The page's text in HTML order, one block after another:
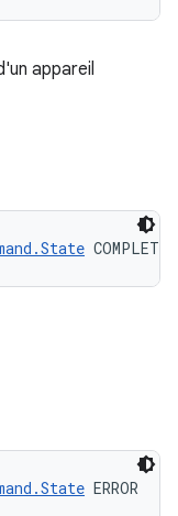
appareil
COMPLETED
ERROR